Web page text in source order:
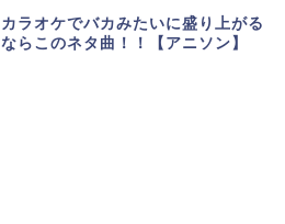
カラオケでバカみたいに盛り上がる
ならこのネタ曲！！【アニソン】